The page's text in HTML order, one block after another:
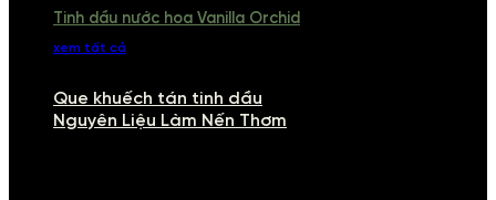
Tinh dầu nước hoa Vanilla Orchid
xem tất cả
Que khuếch tán tinh dầu
Nguyên Liệu Làm Nến Thơm